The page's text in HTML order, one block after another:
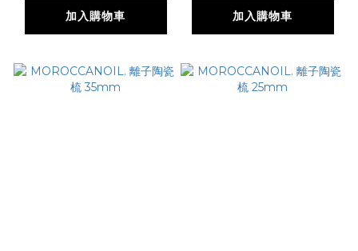
加入購物車 加入購物車